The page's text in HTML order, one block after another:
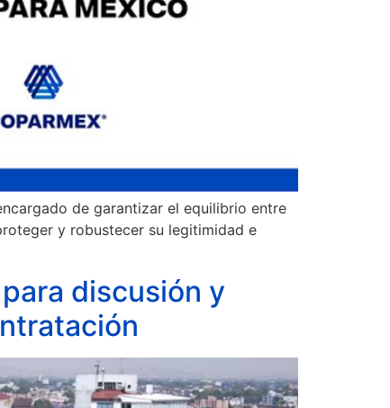
de garantizar el equilibrio entre
y robustecer su legitimidad e
discusión y